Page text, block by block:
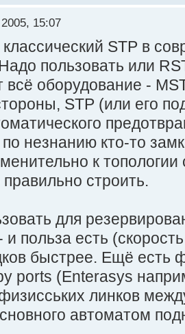
15:07
STP в
пользовать или
всё оборудование -
STP (или его
незнанию кто-то
к
правильно строить.
для
польза есть
быстрее. Ещё есть
ports (Enterasys
линков
автоматом